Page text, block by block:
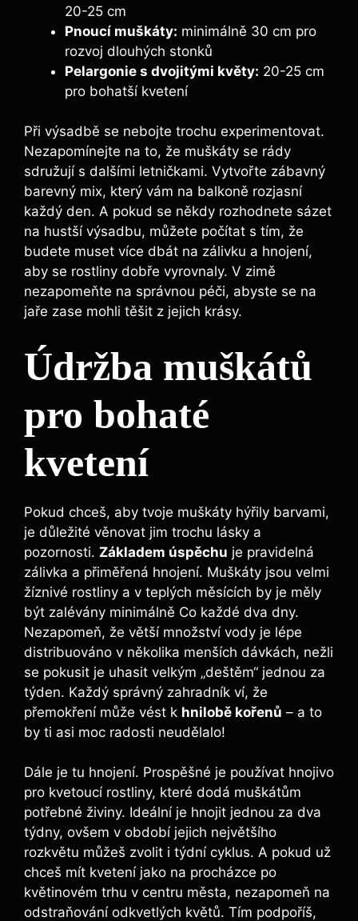
20-25 cm
Pnoucí muškáty: minimálně 30 cm pro
rozvoj dlouhých stonků
Pelargonie s dvojitými květy: 20-25 cm
pro bohatší kvetení
Při výsadbě se nebojte trochu experimentovat.
Nezapomínejte na to, že muškáty se rády
sdružují s dalšími letničkami. Vytvořte zábavný
barevný mix, který vám na balkoně rozjasní
každý den. A pokud se někdy rozhodnete sázet
na hustší výsadbu, můžete počítat s tím, že
budete muset více dbát na zálivku a hnojení,
aby se rostliny dobře vyrovnaly. V zimě
nezapomeňte na správnou péči, abyste se na
jaře zase mohli těšit z jejich krásy.
Údržba muškátů
pro bohaté
kvetení
Pokud chceš, aby tvoje muškáty hýřily barvami,
je důležité věnovat jim trochu lásky a
pozornosti. Základem úspěchu je pravidelná
zálivka a přiměřená hnojení. Muškáty jsou velmi
žíznivé rostliny a v teplých měsících by je měly
být zalévány minimálně Co každé dva dny.
Nezapomeň, že větší množství vody je lépe
distribuováno v několika menších dávkách, nežli
se pokusit je uhasit velkým „deštěm“ jednou za
týden. Každý správný zahradník ví, že
přemokření může vést k hnilobě kořenů – a to
by ti asi moc radosti neudělalo!
Dále je tu hnojení. Prospěšné je používat hnojivo
pro kvetoucí rostliny, které dodá muškátům
potřebné živiny. Ideální je hnojit jednou za dva
týdny, ovšem v období jejich největšího
rozkvětu můžeš zvolit i týdní cyklus. A pokud už
chceš mít kvetení jako na procházce po
květinovém trhu v centru města, nezapomeň na
odstraňování odkvetlých květů. Tím podpoříš,